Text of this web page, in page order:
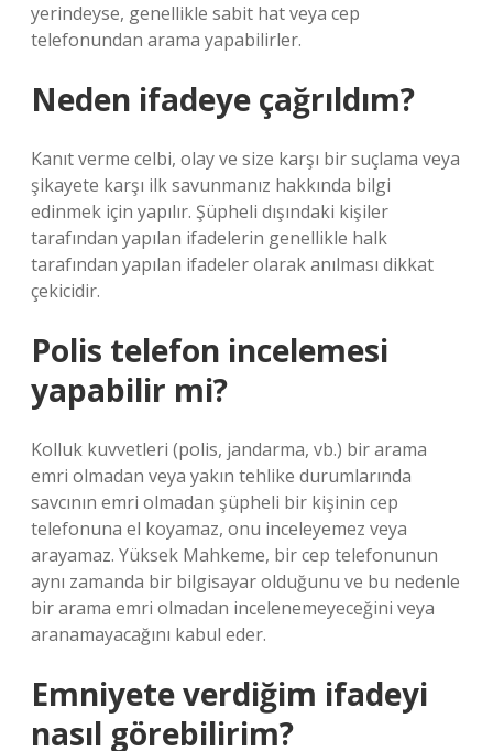
yerindeyse, genellikle sabit hat veya cep
telefonundan arama yapabilirler.
Neden ifadeye çağrıldım?
Kanıt verme celbi, olay ve size karşı bir suçlama veya
şikayete karşı ilk savunmanız hakkında bilgi
edinmek için yapılır. Şüpheli dışındaki kişiler
tarafından yapılan ifadelerin genellikle halk
tarafından yapılan ifadeler olarak anılması dikkat
çekicidir.
Polis telefon incelemesi
yapabilir mi?
Kolluk kuvvetleri (polis, jandarma, vb.) bir arama
emri olmadan veya yakın tehlike durumlarında
savcının emri olmadan şüpheli bir kişinin cep
telefonuna el koyamaz, onu inceleyemez veya
arayamaz. Yüksek Mahkeme, bir cep telefonunun
aynı zamanda bir bilgisayar olduğunu ve bu nedenle
bir arama emri olmadan incelenemeyeceğini veya
aranamayacağını kabul eder.
Emniyete verdiğim ifadeyi
nasıl görebilirim?